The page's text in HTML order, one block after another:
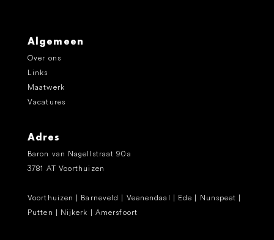
Algemeen
Over ons
Links
Maatwerk
Vacatures
Adres
Baron van Nagellstraat 90a
3781 AT Voorthuizen
Voorthuizen | Barneveld | Veenendaal | Ede | Nunspeet |
Putten | Nijkerk | Amersfoort